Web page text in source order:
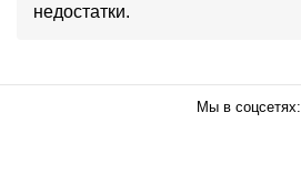
недостатки.
Мы в соцсетях: